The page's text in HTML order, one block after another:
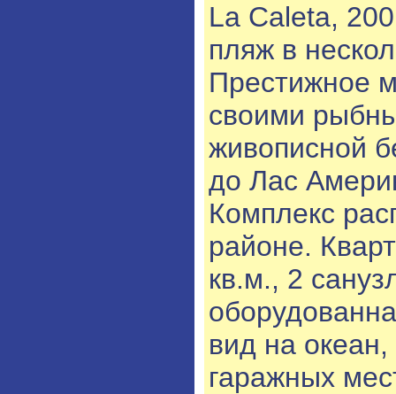
La Caleta,
пляж в
Престижное
своими
живописной
до Лас
Комплекс
районе.
кв.м., 2
вид на
гаражных